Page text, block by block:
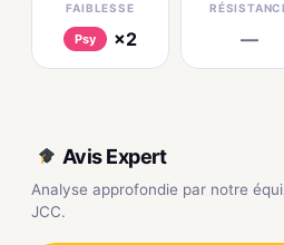
FAIBLESSE
Psy ×2 —
Avis Expert
Analyse approfondie par notre
JCC.